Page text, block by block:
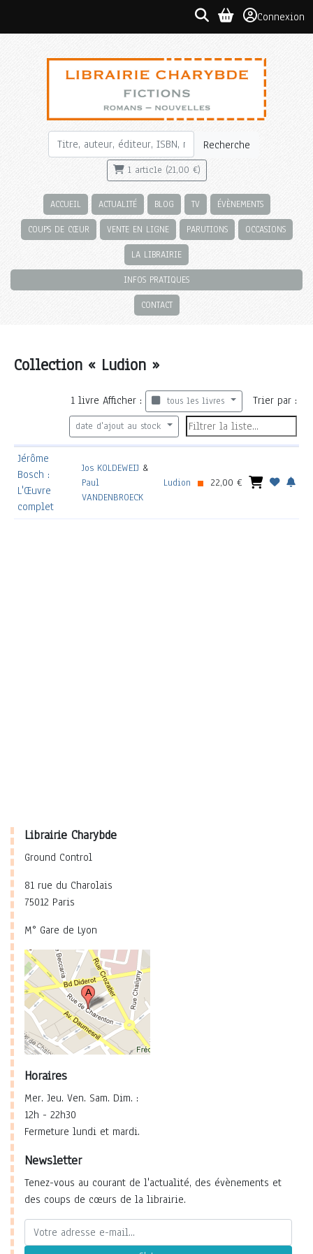
Connexion
Recherche
1 article (21,00 €)
ACCUEIL ACTUALITÉ BLOG TV ÉVÈNEMENTS
COUPS DE CŒUR VENTE EN LIGNE PARUTIONS OCCASIONS
LA LIBRAIRIE
INFOS PRATIQUES
CONTACT
Collection « Ludion »
1 livreAfficher : tous les livres Trier par :
date d'ajout au stock
Jérôme
Bosch :
L'Œuvre
complet
Jos KOLDEWEIJ &
Paul
VANDENBROECK
Ludion 22,00 €
Librairie Charybde
Ground Control
81 rue du Charolais
75012 Paris
M° Gare de Lyon
Horaires
Mer. Jeu. Ven. Sam. Dim. :
12h - 22h30
Fermeture lundi et mardi.
Newsletter
Tenez-vous au courant de l'actualité, des évènements et
des coups de cœurs de la librairie.